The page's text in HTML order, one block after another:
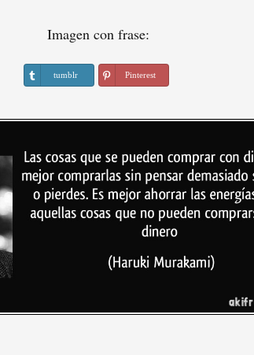
Imagen con frase:
tumblr Pinterest